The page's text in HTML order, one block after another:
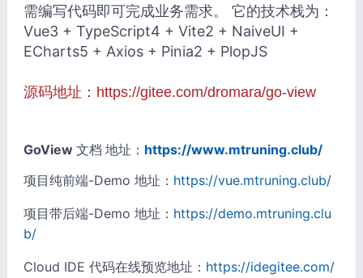
需编写代码即可完成业务需求。 它的技术栈为：
Vue3 + TypeScript4 + Vite2 + NaiveUI +
ECharts5 + Axios + Pinia2 + PlopJS
源码地址： https://gitee.com/dromara/go-view
GoView 文档 地址： https://www.mtruning.club/
项目纯前端-Demo 地址： https://vue.mtruning.club/
项目带后端-Demo 地址： https://demo.mtruning.clu
b/
Cloud IDE 代码在线预览地址： https://idegitee.com/